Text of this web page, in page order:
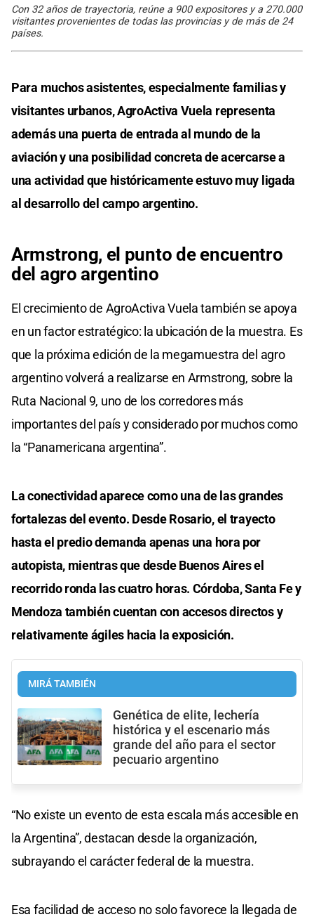
Con 32 años de trayectoria, reúne a 900 expositores y a 270.000
visitantes provenientes de todas las provincias y de más de 24
países.
Para muchos asistentes, especialmente familias y
visitantes urbanos, AgroActiva Vuela representa
además una puerta de entrada al mundo de la
aviación y una posibilidad concreta de acercarse a
una actividad que históricamente estuvo muy ligada
al desarrollo del campo argentino.
Armstrong, el punto de encuentro
del agro argentino
El crecimiento de AgroActiva Vuela también se apoya
en un factor estratégico: la ubicación de la muestra. Es
que la próxima edición de la megamuestra del agro
argentino volverá a realizarse en Armstrong, sobre la
Ruta Nacional 9, uno de los corredores más
importantes del país y considerado por muchos como
la “Panamericana argentina”.
La conectividad aparece como una de las grandes
fortalezas del evento. Desde Rosario, el trayecto
hasta el predio demanda apenas una hora por
autopista, mientras que desde Buenos Aires el
recorrido ronda las cuatro horas. Córdoba, Santa Fe y
Mendoza también cuentan con accesos directos y
relativamente ágiles hacia la exposición.
MIRÁ TAMBIÉN
Genética de elite, lechería
histórica y el escenario más
grande del año para el sector
pecuario argentino
“No existe un evento de esta escala más accesible en
la Argentina”, destacan desde la organización,
subrayando el carácter federal de la muestra.
Esa facilidad de acceso no solo favorece la llegada de